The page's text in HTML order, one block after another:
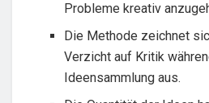
Probleme kreativ
Die Methode zeichnet
Verzicht auf Kritik
Ideensammlung aus.